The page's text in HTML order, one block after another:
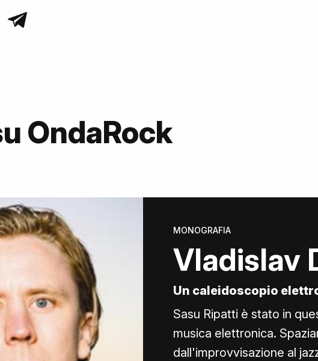
OndaRock
MONOGRAFIA
Vladislav
Un caleidoscopio
Sasu Ripatti è stato in
musica elettronica.
dall'improvvisazione al